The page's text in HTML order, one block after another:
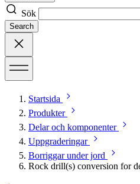
Sök
Search
Startsida
Produkter
Delar och komponenter
Uppgraderingar
Borriggar under jord
Rock drill(s) conversion for